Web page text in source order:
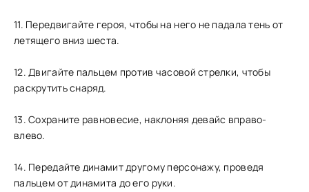
11. Передвигайте героя, чтобы на него не падала тень от
летящего вниз шеста.
12. Двигайте пальцем против часовой стрелки, чтобы
раскрутить снаряд.
13. Сохраните равновесие, наклоняя девайс вправо-
влево.
14. Передайте динамит другому персонажу, проведя
пальцем от динамита до его руки.